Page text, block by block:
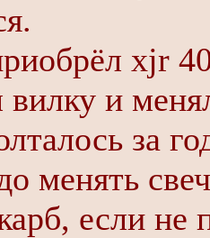
xjr
вилку и
за
менять
если не